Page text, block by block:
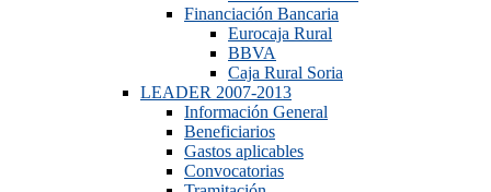
Financiación Bancaria
Eurocaja Rural
BBVA
Caja Rural Soria
LEADER 2007-2013
Información General
Beneficiarios
Gastos aplicables
Convocatorias